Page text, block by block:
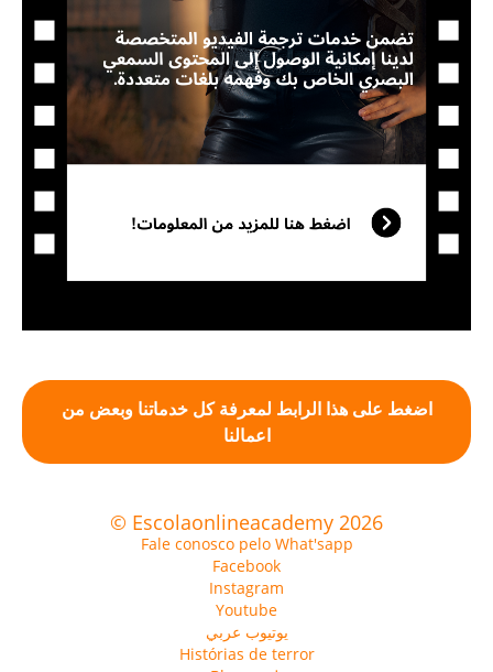
اضغط على هذا الرابط لمعرفة كل خدماتنا وبعض من
اعمالنا
© Escolaonlineacademy 2026
Fale conosco pelo What'sapp
Facebook
Instagram
Youtube
يوتيوب عربي
Histórias de terror